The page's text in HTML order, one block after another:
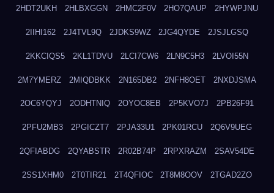
2HDT2UKH 2HLBXGGN 2HMC2F0V 2HO7QAUP 2HYWPJNU
2IIHI162 2J4TVL9Q 2JDKS9WZ 2JG4QYDE 2JSJLGSQ
2KKCIQS5 2KL1TDVU 2LCI7CW6 2LN9C5H3 2LVOI55N
2M7YMERZ 2MIQDBKK 2N165DB2 2NFH8OET 2NXDJSMA
2OC6YQYJ 2ODHTNIQ 2OYOC8EB 2P5KVO7J 2PB26F91
2PFU2MB3 2PGICZT7 2PJA33U1 2PK01RCU 2Q6V9UEG
2QFIABDG 2QYABSTR 2R02B74P 2RPXRAZM 2SAV54DE
2SS1XHM0 2T0TIR21 2T4QFIOC 2T8M8OOV 2TGAD2ZO